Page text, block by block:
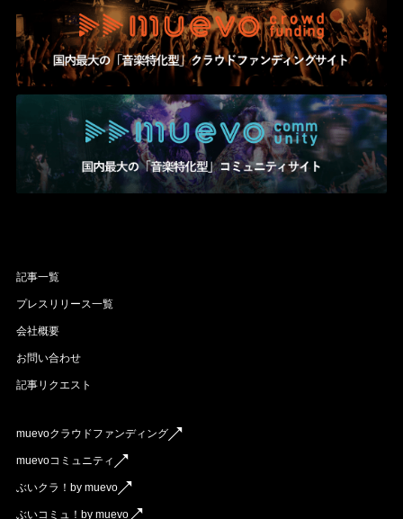
記事一覧
プレスリリース一覧
会社概要
お問い合わせ
記事リクエスト
muevoクラウドファンディング
muevoコミュニティ
ぶいクラ！by muevo
ぶいコミュ！by muevo